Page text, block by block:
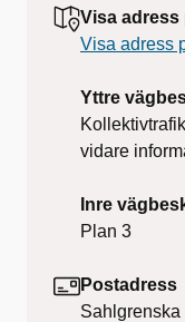
Visa adress
Visa adress
Yttre
vidare
Inre
Plan 3
Postadress
Sahlgrenska